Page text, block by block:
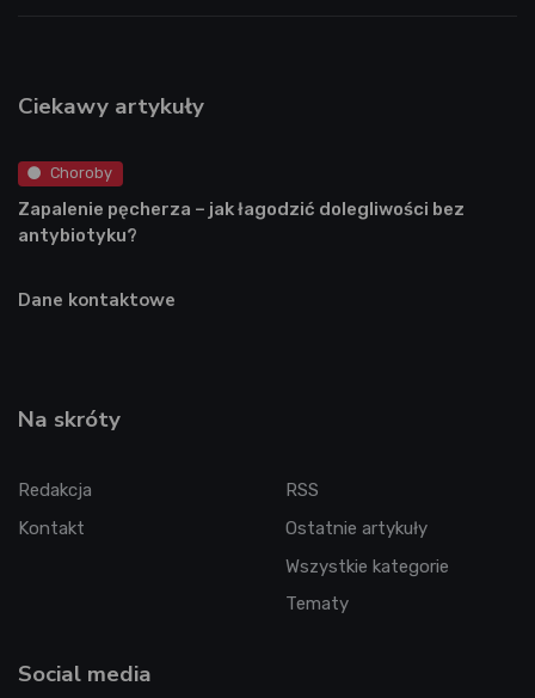
Ciekawy artykuły
Choroby
Zapalenie pęcherza – jak łagodzić dolegliwości bez
antybiotyku?
Dane kontaktowe
Na skróty
Redakcja
Kontakt
RSS
Ostatnie artykuły
Wszystkie kategorie
Tematy
Social media